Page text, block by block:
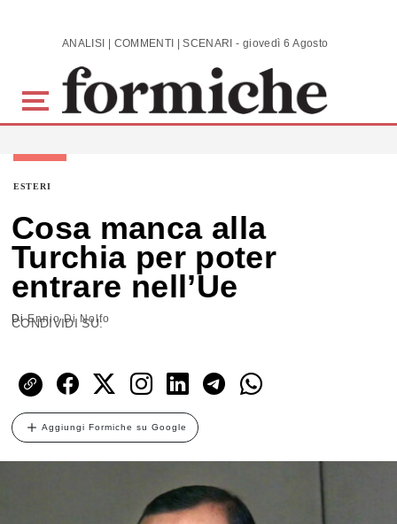
Skip to main content ANALISI | COMMENTI | SCENARI - giovedì 6 Agosto 2026
ESTERI
Cosa manca alla
Turchia per poter
entrare nell’Ue
DiEnnio Di Nolfo
CONDIVIDI SU:
Aggiungi Formiche su Google